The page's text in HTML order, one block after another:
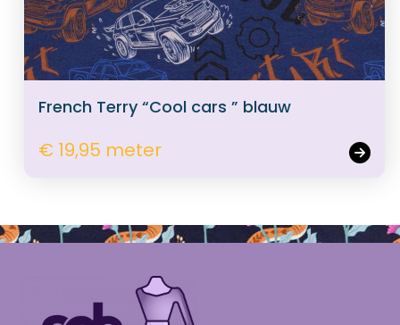
French Terry “Cool cars ” blauw
€ 19,95 meter